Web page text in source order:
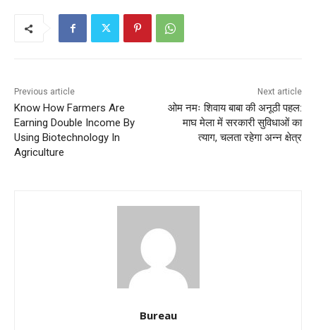
Previous article
Know How Farmers Are
Earning Double Income By
Using Biotechnology In
Agriculture
Next article
ओम नमः शिवाय बाबा की अनूठी पहल:
माघ मेला में सरकारी सुविधाओं का
त्याग, चलता रहेगा अन्न क्षेत्र
Bureau